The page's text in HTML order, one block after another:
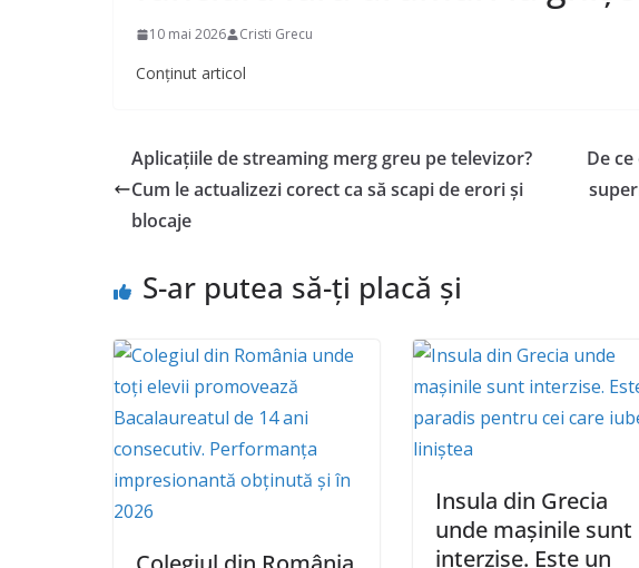
10 mai 2026 Cristi Grecu
Conținut articol
Aplicațiile de streaming merg greu pe televizor?
Cum le actualizezi corect ca să scapi de erori și
blocaje
De
S-ar putea să-ți placă și
Insula din Grecia
unde mașinile sunt
interzise. Este un